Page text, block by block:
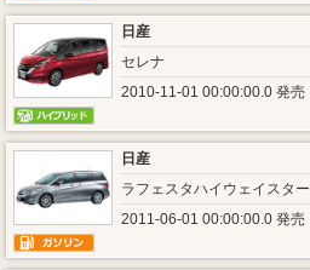
日産
セレナ
2010-11-01 00:00:00.0 発売
日産
ラフェスタハイウェイスター
2011-06-01 00:00:00.0 発売